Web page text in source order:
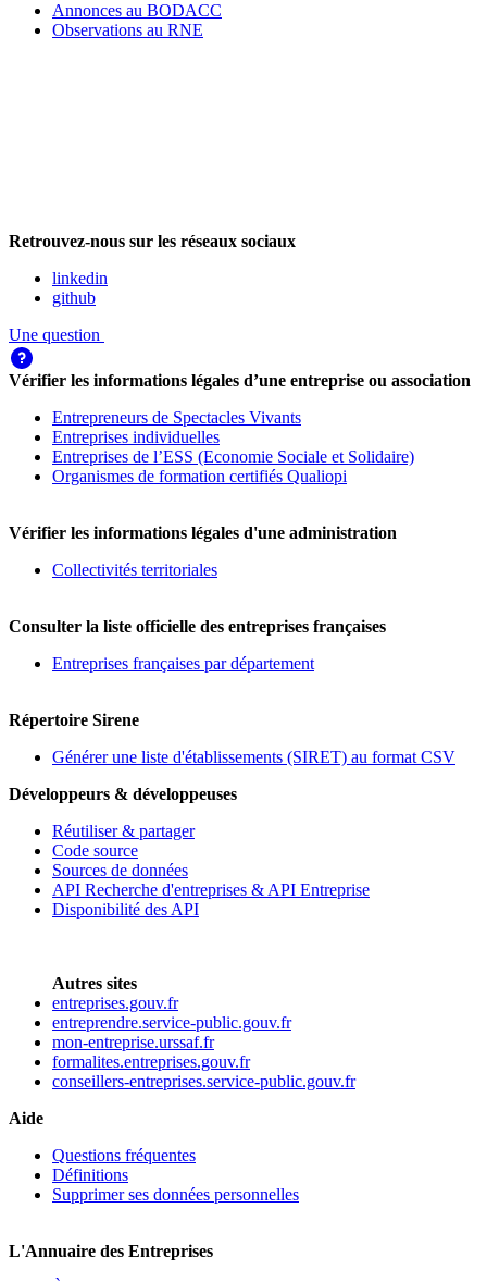
Annonces au BODACC
Observations au RNE
Retrouvez-nous sur les réseaux sociaux
linkedin
github
Une question
Vérifier les informations légales d’une entreprise ou association
Entrepreneurs de Spectacles Vivants
Entreprises individuelles
Entreprises de l’ESS (Economie Sociale et Solidaire)
Organismes de formation certifiés Qualiopi
Vérifier les informations légales d'une administration
Collectivités territoriales
Consulter la liste officielle des entreprises françaises
Entreprises françaises par département
Répertoire Sirene
Générer une liste d'établissements (SIRET) au format CSV
Développeurs & développeuses
Réutiliser & partager
Code source
Sources de données
API Recherche d'entreprises & API Entreprise
Disponibilité des API
Autres sites
entreprises.gouv.fr
entreprendre.service-public.gouv.fr
mon-entreprise.urssaf.fr
formalites.entreprises.gouv.fr
conseillers-entreprises.service-public.gouv.fr
Aide
Questions fréquentes
Définitions
Supprimer ses données personnelles
L'Annuaire des Entreprises